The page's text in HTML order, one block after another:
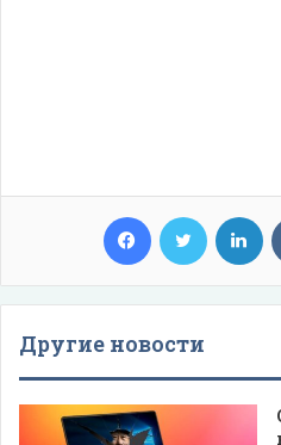
Facebook Twitter
Другие новости